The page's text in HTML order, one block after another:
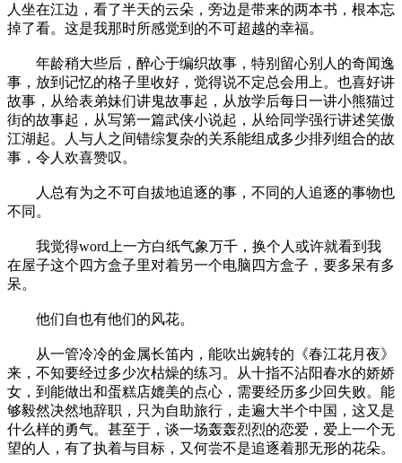
人坐在江边，看了半天的云朵，旁边是带来的两本书，根本忘
掉了看。这是我那时所感觉到的不可超越的幸福。
年龄稍大些后，醉心于编织故事，特别留心别人的奇闻逸
事，放到记忆的格子里收好，觉得说不定总会用上。也喜好讲
故事，从给表弟妹们讲鬼故事起，从放学后每日一讲小熊猫过
街的故事起，从写第一篇武侠小说起，从给同学强行讲述笑傲
江湖起。人与人之间错综复杂的关系能组成多少排列组合的故
事，令人欢喜赞叹。
人总有为之不可自拔地追逐的事，不同的人追逐的事物也
不同。
我觉得word上一方白纸气象万千，换个人或许就看到我
在屋子这个四方盒子里对着另一个电脑四方盒子，要多呆有多
呆。
他们自也有他们的风花。
从一管冷冷的金属长笛内，能吹出婉转的《春江花月夜》
来，不知要经过多少次枯燥的练习。从十指不沾阳春水的娇娇
女，到能做出和蛋糕店媲美的点心，需要经历多少回失败。能
够毅然决然地辞职，只为自助旅行，走遍大半个中国，这又是
什么样的勇气。甚至于，谈一场轰轰烈烈的恋爱，爱上一个无
望的人，有了执着与目标，又何尝不是追逐着那无形的花朵。